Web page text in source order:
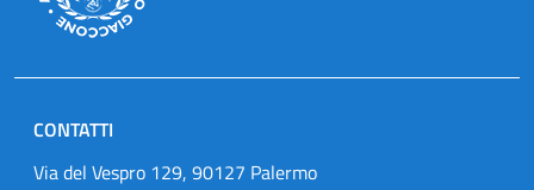
CONTATTI
Via del Vespro 129, 90127 Palermo